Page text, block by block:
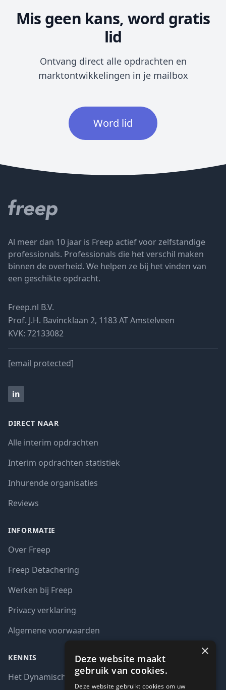
Mis geen kans, word gratis
lid
Ontvang direct alle opdrachten en
marktontwikkelingen in je mailbox
Word lid
Al meer dan 10 jaar is Freep actief voor zelfstandige
professionals. Professionals die het verschil maken
binnen de overheid. We helpen ze bij het vinden van
een geschikte opdracht.
Freep.nl B.V.
Prof. J.H. Bavincklaan 2, 1183 AT Amstelveen
KVK: 72133082
[email protected]
in
DIRECT NAAR
Alle interim opdrachten
Interim opdrachten statistiek
Inhurende organisaties
Reviews
INFORMATIE
Over Freep
Freep Detachering
Werken bij Freep
Privacy verklaring
Algemene voorwaarden
KENNIS
Het Dynamisch aankoopsysteem (DAS)
×
Deze website maakt
gebruik van cookies.
Deze website gebruikt cookies om uw